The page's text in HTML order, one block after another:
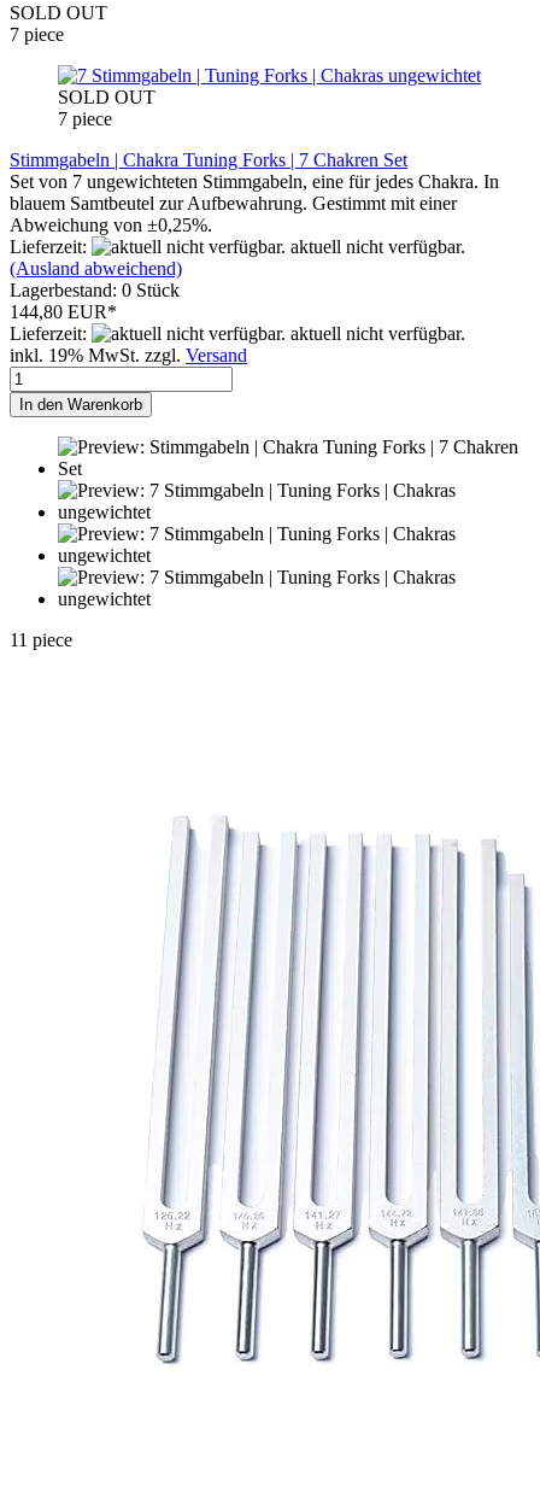
SOLD OUT
7 piece
SOLD OUT
7 piece
Stimmgabeln | Chakra Tuning Forks | 7 Chakren Set
Set von 7 ungewichteten Stimmgabeln, eine für jedes Chakra. In
blauem Samtbeutel zur Aufbewahrung. Gestimmt mit einer
Abweichung von ±0,25%.
Lieferzeit:
aktuell nicht verfügbar.
(Ausland abweichend)
Lagerbestand: 0 Stück
144,80 EUR*
Lieferzeit:
aktuell nicht verfügbar.
inkl. 19% MwSt. zzgl. Versand
In den Warenkorb
11 piece